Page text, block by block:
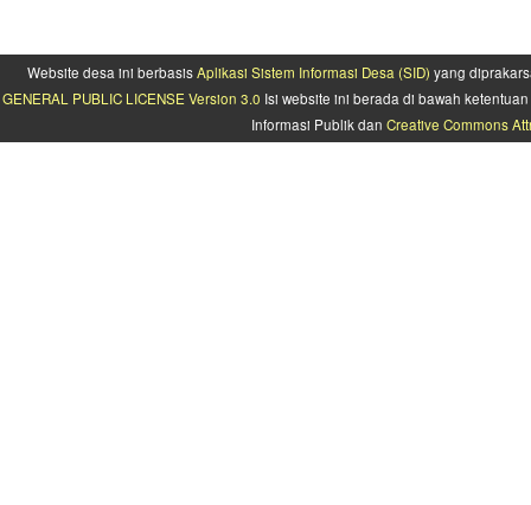
Website desa ini berbasisAplikasi Sistem Informasi Desa (SID) yang
GENERAL PUBLIC LICENSE Version 3.0 Isi website ini berada di bawah
Informasi Publik dan Creative Commons